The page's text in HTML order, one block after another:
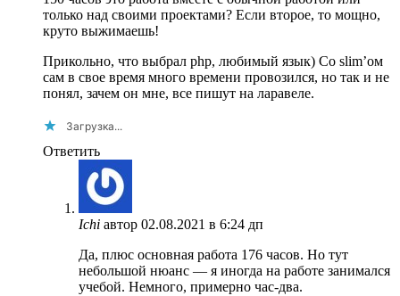
только над своими проектами? Если второе, то мощно,
круто выжимаешь!
Прикольно, что выбрал php, любимый язык) Со slim’ом
сам в свое время много времени провозился, но так и не
понял, зачем он мне, все пишут на ларавеле.
Загрузка...
Ответить
Ichi автор 02.08.2021 в 6:24 дп
Да, плюс основная работа 176 часов. Но тут
небольшой нюанс — я иногда на работе занимался
учебой. Немного, примерно час-два.